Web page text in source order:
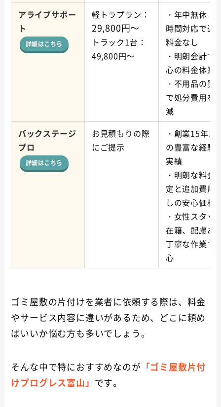
アライブサポー
ト
詳細はこちら
軽トラプラン：
29,800円～
トラック1台：
49,800円～
・年中無休・
時間対応で追
料金なし
・明朗会計で
心の料金体系
・不用品の買
で処分費用を
減
バックステージ
プロ
詳細はこちら
お見積もりの際
にご提示
・創業15年以
の豊富な経験
実績
・明朗な料金
定と追加費用
しの安心価格
・ 女性スタッ
在籍、配慮あ
丁寧な作業で
心
ゴミ屋敷の片付けを業者に依頼する際は、料金
やサービス内容に違いがあるため、どこに頼め
ばいいか悩む方も多いでしょう。
そんな中で特におすすめなのが 「ゴミ屋敷片付
けプログレス富山」 です。